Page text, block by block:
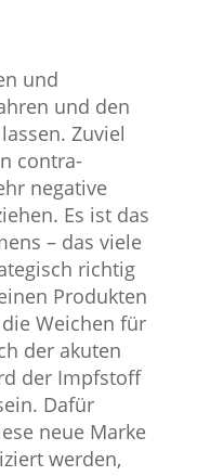
und
und den
Zuviel
contra-
negative
Es ist das
– das viele
richtig
Produkten
Weichen für
der akuten
der Impfstoff
Dafür
neue Marke
werden,